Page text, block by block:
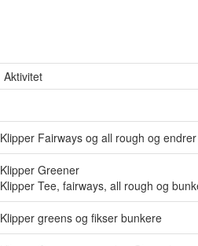
Aktivitet
Klipper Fairways og all rough og
Klipper Greener
Klipper Tee, fairways, all rough og
Klipper greens og fikser bunkere